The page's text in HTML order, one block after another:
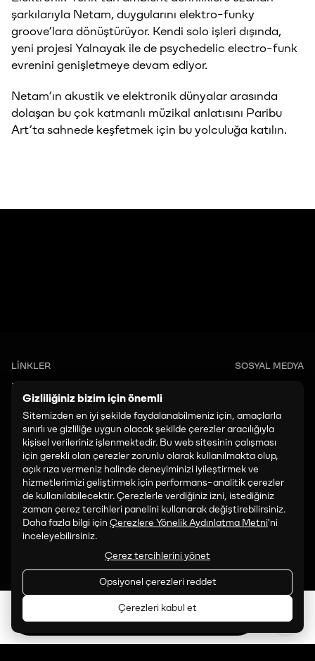
şarkılarıyla Netam, duygularını elektro-funky
groove’lara dönüştürüyor. Kendi solo işleri dışında,
yeni projesi Yalnayak ile de psychedelic electro-funk
evrenini genişletmeye devam ediyor.
Netam’ın akustik ve elektronik dünyalar arasında
dolaşan bu çok katmanlı müzikal anlatısını Paribu
Art’ta sahnede keşfetmek için bu yolculuğa katılın.
LİNKLER
Etkinlikler
SOSYAL MEDYA
TikTok
Facebook
İLETİŞİM
art@paribu.com
PROGRAMLAMA:
art.programming@paribu.com
SATIŞ VE İŞ BIRLIĞI:
art.partnerships@paribu.com
Gizliliğiniz bizim için önemli
Sitemizden en iyi şekilde faydalanabilmeniz için, amaçlarla
sınırlı ve gizliliğe uygun olacak şekilde çerezler aracılığıyla
kişisel verileriniz işlenmektedir. Bu web sitesinin çalışması
için gerekli olan çerezler zorunlu olarak kullanılmakta olup,
açık rıza vermeniz halinde deneyiminizi iyileştirmek ve
hizmetlerimizi geliştirmek için performans-analitik çerezler
de kullanılabilecektir. Çerezlerle verdiğiniz izni, istediğiniz
zaman çerez tercihleri panelini kullanarak değiştirebilirsiniz.
Daha fazla bilgi için Çerezlere Yönelik Aydınlatma Metni'ni
inceleyebilirsiniz.
Çerez tercihlerini yönet
Opsiyonel çerezleri reddet
Çerezleri kabul et